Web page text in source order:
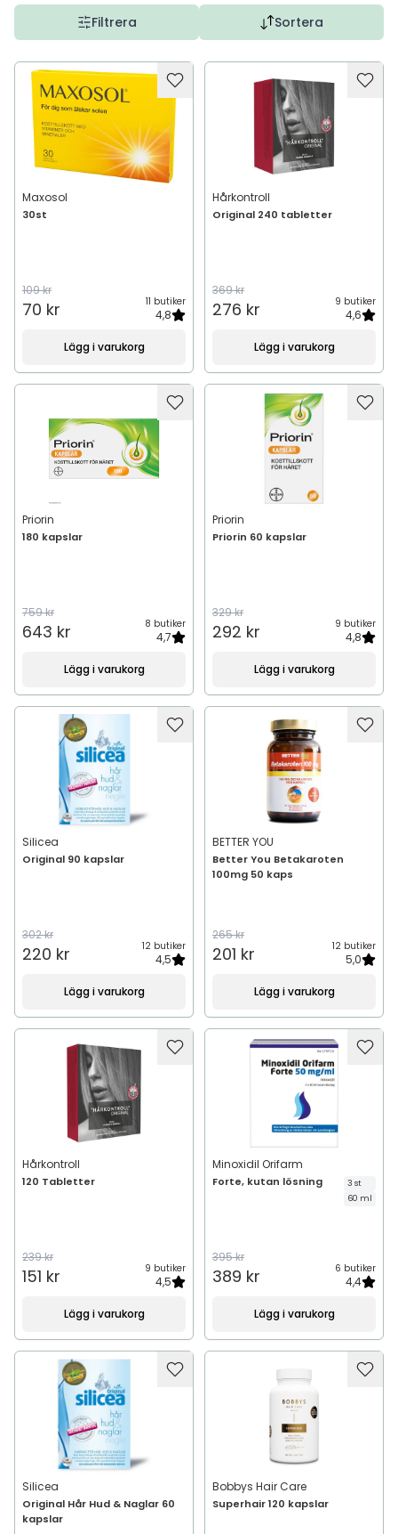
Filtrera Sortera
Maxosol
30st
109 kr
70 kr 11 butiker
4,8
Lägg i varukorg
Hårkontroll
Original 240 tabletter
369 kr
276 kr 9 butiker
4,6
Lägg i varukorg
Priorin
180 kapslar
759 kr
643 kr 8 butiker
4,7
Lägg i varukorg
Priorin
Priorin 60 kapslar
329 kr
292 kr 9 butiker
4,8
Lägg i varukorg
Silicea
Original 90 kapslar
302 kr
220 kr 12 butiker
4,5
Lägg i varukorg
BETTER YOU
Better You Betakaroten
100mg 50 kaps
265 kr
201 kr 12 butiker
5,0
Lägg i varukorg
Hårkontroll
120 Tabletter
239 kr
151 kr 9 butiker
4,5
Lägg i varukorg
Minoxidil Orifarm
Forte, kutan lösning
3 st
60 ml
395 kr
389 kr 6 butiker
4,4
Lägg i varukorg
Silicea
Original Hår Hud & Naglar 60
kapslar
Bobbys Hair Care
Superhair 120 kapslar